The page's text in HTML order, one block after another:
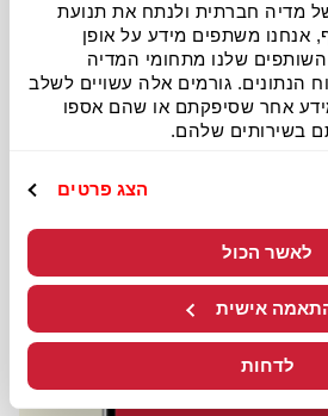
מדיה חברתית ולנתח את תנועת
אנחנו משתפים מידע על אופן
שלנו מתחומי המדיה
הנתונים. גורמים אלה עשויים לשלב
אחר שסיפקתם או שהם אספו
בשירותים שלהם.
הצג פרטים
לאשר הכול
אישית
לדחות